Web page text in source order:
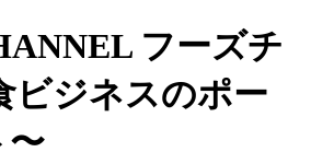
フーズチ
ビジネスのポー
〜